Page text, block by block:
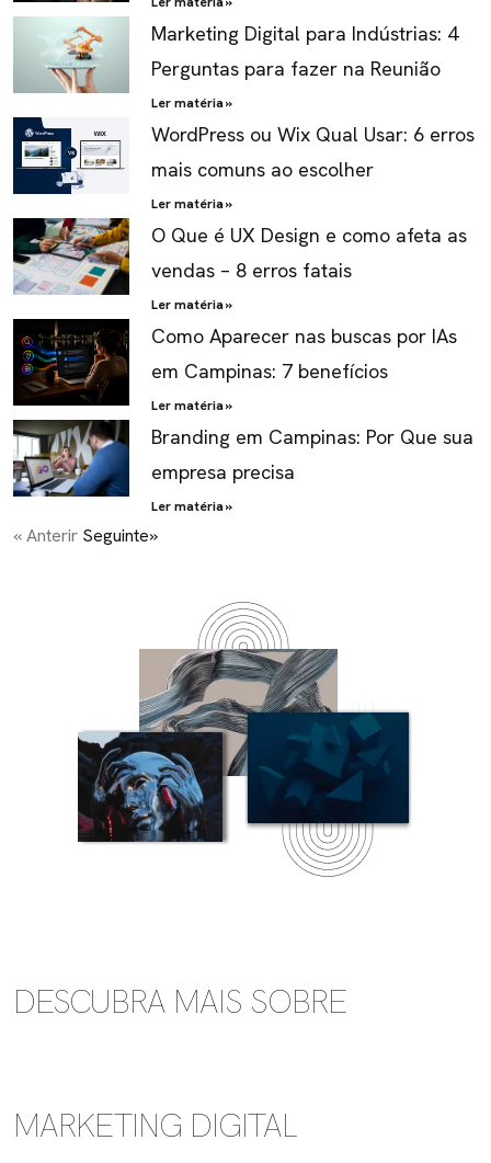
Marketing Digital para Indústrias: 4
Perguntas para fazer na Reunião
Ler matéria »
WordPress ou Wix Qual Usar: 6 erros
mais comuns ao escolher
Ler matéria »
O Que é UX Design e como afeta as
vendas – 8 erros fatais
Ler matéria »
Como Aparecer nas buscas por IAs
em Campinas: 7 benefícios
Ler matéria »
Branding em Campinas: Por Que sua
empresa precisa
Ler matéria »
« Anterir Seguinte»
DESCUBRA MAIS SOBRE
MARKETING DIGITAL